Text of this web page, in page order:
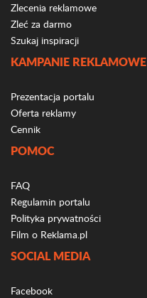
Zlecenia reklamowe
Zleć za darmo
Szukaj inspiracji
KAMPANIE REKLAMOWE
Prezentacja portalu
Oferta reklamy
Cennik
POMOC
FAQ
Regulamin portalu
Polityka prywatności
Film o Reklama.pl
SOCIAL MEDIA
Facebook